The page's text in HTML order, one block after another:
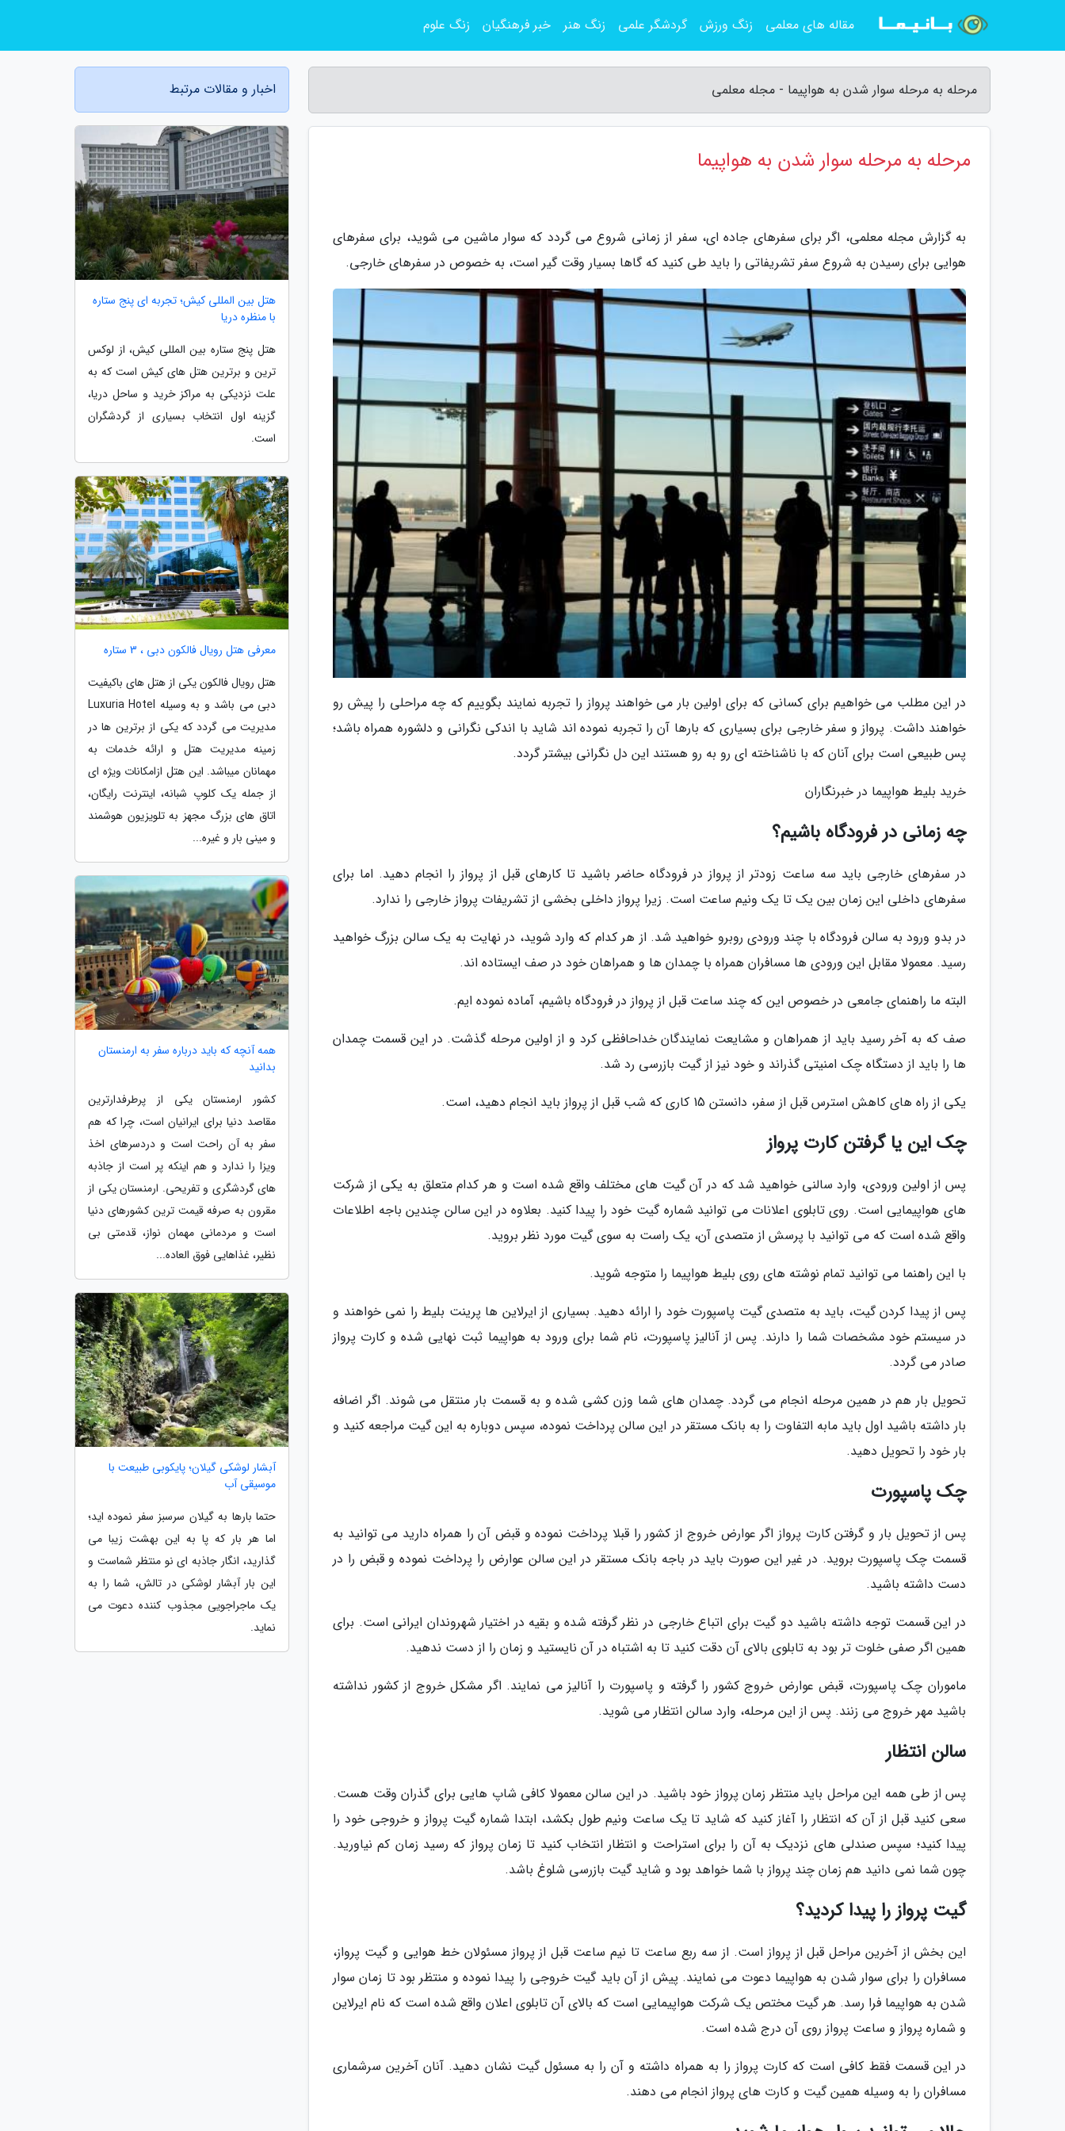
مرحله به مرحله سوار شدن به هواپیما - مجله معلمی
مرحله به مرحله سوار شدن به هواپیما
به گزارش مجله معلمی، اگر برای سفرهای جاده ای، سفر از زمانی شروع می گردد که سوار ماشین می شوید، برای سفرهای
هوایی برای رسیدن به شروع سفر تشریفاتی را باید طی کنید که گاها بسیار وقت گیر است، به خصوص در سفرهای خارجی.
در این مطلب می خواهیم برای کسانی که برای اولین بار می خواهند پرواز را تجربه نمایند بگوییم که چه مراحلی را پیش رو
خواهند داشت. پرواز و سفر خارجی برای بسیاری که بارها آن را تجربه نموده اند شاید با اندکی نگرانی و دلشوره همراه باشد؛
پس طبیعی است برای آنان که با ناشناخته ای رو به رو هستند این دل نگرانی بیشتر گردد.
خرید بلیط هواپیما در خبرنگاران
چه زمانی در فرودگاه باشیم؟
در سفرهای خارجی باید سه ساعت زودتر از پرواز در فرودگاه حاضر باشید تا کارهای قبل از پرواز را انجام دهید. اما برای
سفرهای داخلی این زمان بین یک تا یک ونیم ساعت است. زیرا پرواز داخلی بخشی از تشریفات پرواز خارجی را ندارد.
در بدو ورود به سالن فرودگاه با چند ورودی روبرو خواهید شد. از هر کدام که وارد شوید، در نهایت به یک سالن بزرگ خواهید
رسید. معمولا مقابل این ورودی ها مسافران همراه با چمدان ها و همراهان خود در صف ایستاده اند.
البته ما راهنمای جامعی در خصوص این که چند ساعت قبل از پرواز در فرودگاه باشیم، آماده نموده ایم.
صف که به آخر رسید باید از همراهان و مشایعت نمایندگان خداحافظی کرد و از اولین مرحله گذشت. در این قسمت چمدان
ها را باید از دستگاه چک امنیتی گذراند و خود نیز از گیت بازرسی رد شد.
یکی از راه های کاهش استرس قبل از سفر، دانستن 15 کاری که شب قبل از پرواز باید انجام دهید، است.
چک این یا گرفتن کارت پرواز
پس از اولین ورودی، وارد سالنی خواهید شد که در آن گیت های مختلف واقع شده است و هر کدام متعلق به یکی از شرکت
های هواپیمایی است. روی تابلوی اعلانات می توانید شماره گیت خود را پیدا کنید. بعلاوه در این سالن چندین باجه اطلاعات
واقع شده است که می توانید با پرسش از متصدی آن، یک راست به سوی گیت مورد نظر بروید.
با این راهنما می توانید تمام نوشته های روی بلیط هواپیما را متوجه شوید.
پس از پیدا کردن گیت، باید به متصدی گیت پاسپورت خود را ارائه دهید. بسیاری از ایرلاین ها پرینت بلیط را نمی خواهند و
در سیستم خود مشخصات شما را دارند. پس از آنالیز پاسپورت، نام شما برای ورود به هواپیما ثبت نهایی شده و کارت پرواز
صادر می گردد.
تحویل بار هم در همین مرحله انجام می گردد. چمدان های شما وزن کشی شده و به قسمت بار منتقل می شوند. اگر اضافه
بار داشته باشید اول باید مابه التفاوت را به بانک مستقر در این سالن پرداخت نموده، سپس دوباره به این گیت مراجعه کنید و
بار خود را تحویل دهید.
چک پاسپورت
پس از تحویل بار و گرفتن کارت پرواز اگر عوارض خروج از کشور را قبلا پرداخت نموده و قبض آن را همراه دارید می توانید به
قسمت چک پاسپورت بروید. در غیر این صورت باید در باجه بانک مستقر در این سالن عوارض را پرداخت نموده و قبض را در
دست داشته باشید.
در این قسمت توجه داشته باشید دو گیت برای اتباع خارجی در نظر گرفته شده و بقیه در اختیار شهروندان ایرانی است. برای
همین اگر صفی خلوت تر بود به تابلوی بالای آن دقت کنید تا به اشتباه در آن نایستید و زمان را از دست ندهید.
ماموران چک پاسپورت، قبض عوارض خروج کشور را گرفته و پاسپورت را آنالیز می نمایند. اگر مشکل خروج از کشور نداشته
باشید مهر خروج می زنند. پس از این مرحله، وارد سالن انتظار می شوید.
سالن انتظار
پس از طی همه این مراحل باید منتظر زمان پرواز خود باشید. در این سالن معمولا کافی شاپ هایی برای گذران وقت هست.
سعی کنید قبل از آن که انتظار را آغاز کنید که شاید تا یک ساعت ونیم طول بکشد، ابتدا شماره گیت پرواز و خروجی خود را
پیدا کنید؛ سپس صندلی های نزدیک به آن را برای استراحت و انتظار انتخاب کنید تا زمان پرواز که رسید زمان کم نیاورید.
چون شما نمی دانید هم زمان چند پرواز با شما خواهد بود و شاید گیت بازرسی شلوغ باشد.
گیت پرواز را پیدا کردید؟
این بخش از آخرین مراحل قبل از پرواز است. از سه ربع ساعت تا نیم ساعت قبل از پرواز مسئولان خط هوایی و گیت پرواز،
مسافران را برای سوار شدن به هواپیما دعوت می نمایند. پیش از آن باید گیت خروجی را پیدا نموده و منتظر بود تا زمان سوار
شدن به هواپیما فرا رسد. هر گیت مختص یک شرکت هواپیمایی است که بالای آن تابلوی اعلان واقع شده است که نام ایرلاین
و شماره پرواز و ساعت پرواز روی آن درج شده است.
در این قسمت فقط کافی است که کارت پرواز را به همراه داشته و آن را به مسئول گیت نشان دهید. آنان آخرین سرشماری
مسافران را به وسیله همین گیت و کارت های پرواز انجام می دهند.
اخبار و مقالات مرتبط
هتل بین المللی کیش؛ تجربه ای پنج ستاره
با منظره دریا
هتل پنج ستاره بین المللی کیش، از لوکس
ترین و برترین هتل های کیش است که به
علت نزدیکی به مراکز خرید و ساحل دریا،
گزینه اول انتخاب بسیاری از گردشگران
است.
معرفی هتل رویال فالکون دبی ، 3 ستاره
هتل رویال فالکون یکی از هتل های باکیفیت
دبی می باشد و به وسیله Luxuria Hotel
مدیریت می گردد که یکی از برترین ها در
زمینه مدیریت هتل و ارائه خدمات به
مهمانان میباشد. این هتل ازامکانات ویژه ای
از جمله یک کلوپ شبانه، اینترنت رایگان،
اتاق های بزرگ مجهز به تلویزیون هوشمند
و مینی بار و غیره...
همه آنچه که باید درباره سفر به ارمنستان
بدانید
کشور ارمنستان یکی از پرطرفدارترین
مقاصد دنیا برای ایرانیان است، چرا که هم
سفر به آن راحت است و دردسرهای اخذ
ویزا را ندارد و هم اینکه پر است از جاذبه
های گردشگری و تفریحی. ارمنستان یکی از
مقرون به صرفه قیمت ترین کشورهای دنیا
است و مردمانی مهمان نواز، قدمتی بی
نظیر، غذاهایی فوق العاده...
آبشار لوشکی گیلان؛ پایکوبی طبیعت با
موسیقی آب
حتما بارها به گیلان سرسبز سفر نموده اید؛
اما هر بار که پا به این بهشت زیبا می
گذارید، انگار جاذبه ای نو منتظر شماست و
این بار آبشار لوشکی در تالش، شما را به
یک ماجراجویی مجذوب کننده دعوت می
نماید.
مقاله های معلمی زنگ ورزش گردشگر علمی زنگ هنر خبر فرهنگیان زنگ علوم